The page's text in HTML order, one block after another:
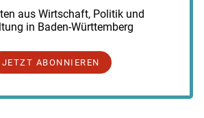
aus Wirtschaft, Politik und
in Baden-Württemberg
JETZT ABONNIEREN